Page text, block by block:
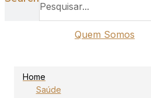
Quem Somos
Home
Saúde